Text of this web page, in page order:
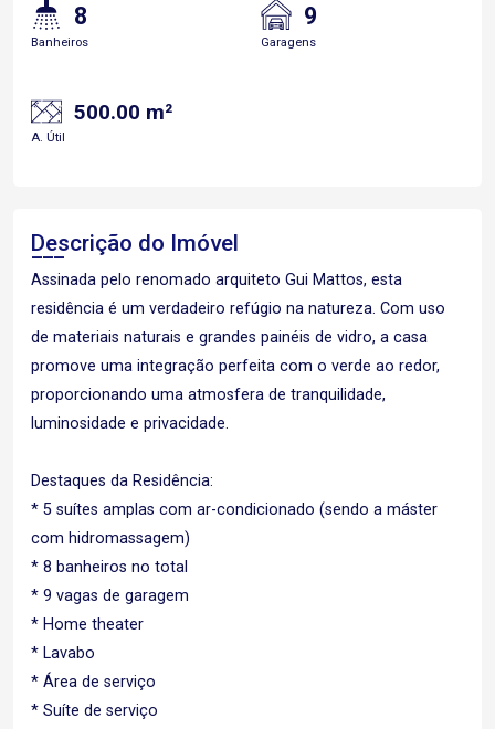
8
Banheiros
9
Garagens
500.00 m²
A. Útil
Descrição do Imóvel
Assinada pelo renomado arquiteto Gui Mattos, esta
residência é um verdadeiro refúgio na natureza. Com uso
de materiais naturais e grandes painéis de vidro, a casa
promove uma integração perfeita com o verde ao redor,
proporcionando uma atmosfera de tranquilidade,
luminosidade e privacidade.
Destaques da Residência:
* 5 suítes amplas com ar-condicionado (sendo a máster
com hidromassagem)
* 8 banheiros no total
* 9 vagas de garagem
* Home theater
* Lavabo
* Área de serviço
* Suíte de serviço